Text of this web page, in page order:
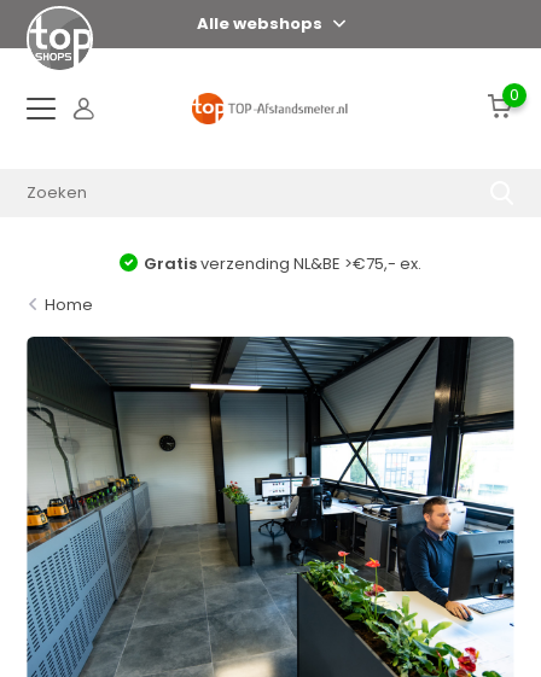
Alle webshops
0
Gratisverzending NL&BE >€75,- ex.
Home